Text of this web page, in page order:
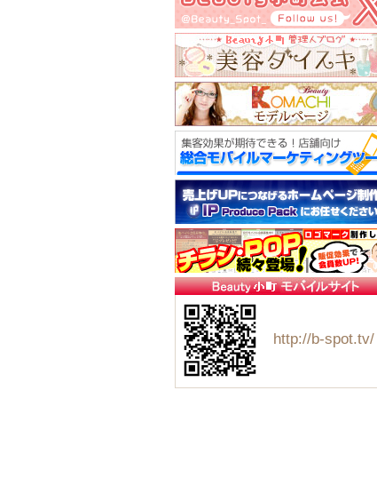
http://b-spot.tv/